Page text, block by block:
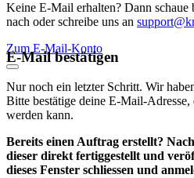
Keine E-Mail erhalten? Dann schaue
nach oder schreibe uns an
Zum E-Mail-Konto
E-Mail bestätigen
Nur noch ein letzter Schritt. Wir
Bitte bestätige deine E-Mail-
werden kann.
Bereits einen Auftrag erstellt?
dieser direkt fertiggestellt und
dieses Fenster schliessen und